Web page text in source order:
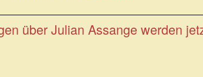
über Julian Assange werden